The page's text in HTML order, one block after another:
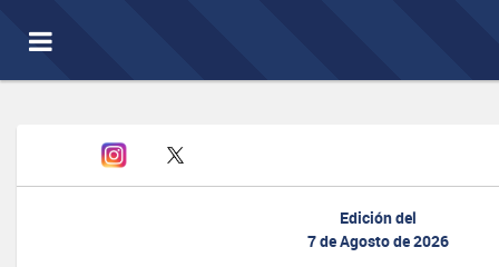
Toggle
navigation
Edición del
7 de Agosto de 2026